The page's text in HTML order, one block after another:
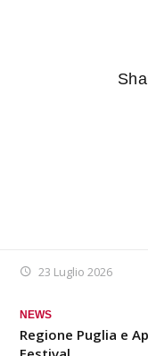
23 Luglio 2026
NEWS
Regione Puglia e